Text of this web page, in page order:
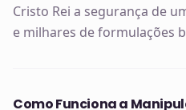
Cristo Rei a segurança de
e milhares de formulações
Como Funciona a